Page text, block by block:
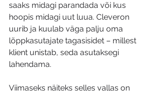
saaks midagi parandada või kus
hoopis midagi uut luua. Cleveron
uurib ja kuulab väga palju oma
lõppkasutajate tagasisidet – millest
klient unistab, seda asutaksegi
lahendama.
Viimaseks näiteks selles vallas on